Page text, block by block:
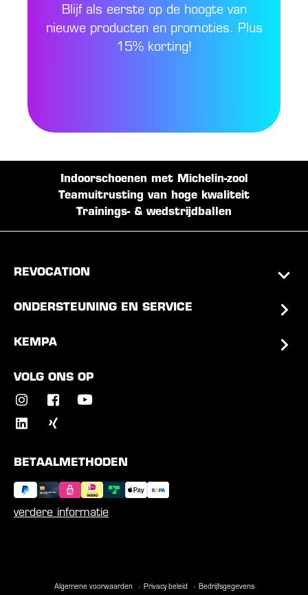
Blijf als eerste op de hoogte van
nieuwe producten en promoties. Plus
15% korting!
Indoorschoenen met Michelin-zool
Teamuitrusting van hoge kwaliteit
Trainings- & wedstrijdballen
REVOCATION
ONDERSTEUNING EN SERVICE
KEMPA
VOLG ONS OP
BETAALMETHODEN
verdere informatie
Algemene voorwaarden Privacy beleid Bedrijfsgegevens